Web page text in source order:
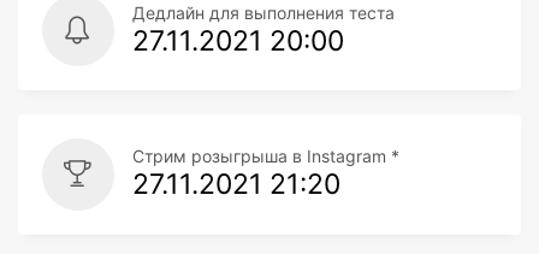
Дедлайн для выполнения теста
27.11.2021 20:00
Стрим розыгрыша в Instagram *
27.11.2021 21:20